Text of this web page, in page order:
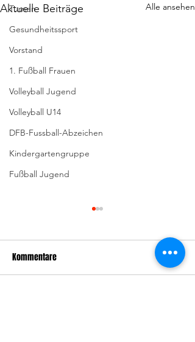
Turnen
Gesundheitssport
Vorstand
1. Fußball Frauen
Volleyball Jugend
Volleyball U14
DFB-Fussball-Abzeichen
Kindergartengruppe
Fußball Jugend
Aktuelle Beiträge Alle ansehen
Kommentare